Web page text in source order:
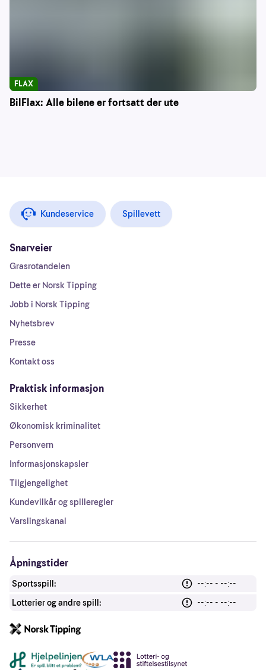
BilFlax: Alle bilene er fortsatt der ute
FLAX
Kundeservice Spillevett
Snarveier
Grasrotandelen
Dette er Norsk Tipping
Jobb i Norsk Tipping
Nyhetsbrev
Presse
Kontakt oss
Praktisk informasjon
Sikkerhet
Økonomisk kriminalitet
Personvern
Informasjonskapsler
Tilgjengelighet
Kundevilkår og spilleregler
Varslingskanal
Åpningstider
Sportsspill:
--:-- - --:--
Lotterier og andre spill:
--:-- - --:--
Andre lenker